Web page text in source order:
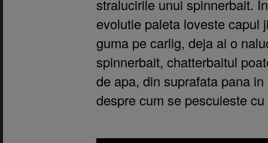
stralucirile unui spinnerbait.
evolutie paleta loveste capul
guma pe carlig, deja ai o
spinnerbait, chatterbaitul
de apa, din suprafata pana
despre cum se pescuieste